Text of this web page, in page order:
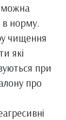
можна
норму.
чищення
які
при
про